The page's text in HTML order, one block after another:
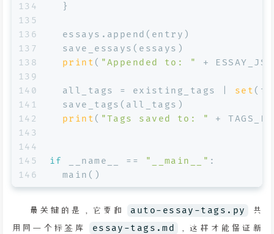
134
135
136
137
138
139
140
141
142
143
144
145
146
  }
  essays.append(entry)
  save_essays(essays)
print ( "Appended to: " +
  all_tags = existing_tags |
set
  save_tags(all_tags)
print ( "Tags saved to: " +
if __name__ == "__main__" :
  main()
最关键的是，它要和 auto-essay-tags.py
共
用同一个标签库
essay-tags.md
，这样才能保证新